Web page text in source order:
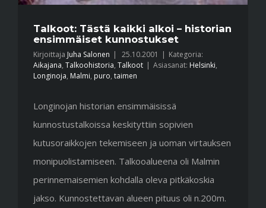
Talkoot: Tästä kaikki alkoi – historian
ensimmäiset kunnostukset
Kirjoittaja Juha Salonen | 25.10.2001 | Kategoria:
Aikajana, Talkoohistoria, Talkoot | Asiasanat: Helsinki,
Longinoja, Malmi, puro, taimen
Longinojan historian ensimmäisissä
kunnostustalkoissa keskityttiin sopivien
kutusoraikkojen tekemiseen ja uoman virtauksen
monipuolistamiseen. Talkooalueena oli Malmin
perinnemaisemien kohdalla oleva pitkäkoskia
jakso. Kunnostettavan alueen pituus oli n.200m.